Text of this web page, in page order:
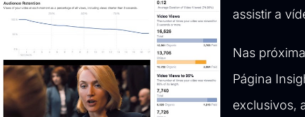
assistir a
Nas
Página
exclusivos,